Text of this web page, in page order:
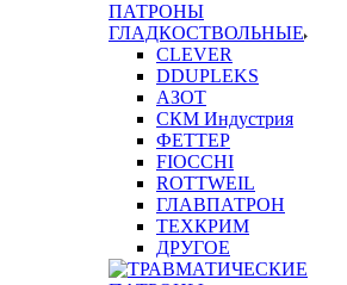
ПАТРОНЫ
ГЛАДКОСТВОЛЬНЫЕ
CLEVER
DDUPLEKS
АЗОТ
СКМ Индустрия
ФЕТТЕР
FIOCCHI
ROTTWEIL
ГЛАВПАТРОН
ТЕХКРИМ
ДРУГОЕ